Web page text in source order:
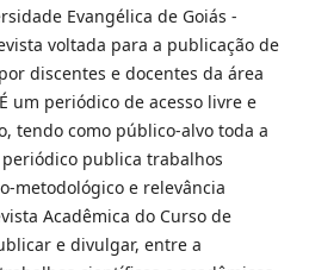
Evangélica de Goiás -
voltada para a publicação de
discentes e docentes da área
um periódico de acesso livre e
tendo como público-alvo toda a
publica trabalhos
metodológico e relevância
Acadêmica do Curso de
e divulgar, entre a